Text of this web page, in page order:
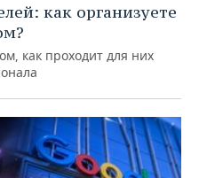
как организуете
как проходит для них